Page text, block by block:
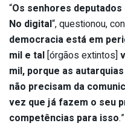
“Os senhores
No digital“, questionou,
democracia está em
mil e tal [órgãos extintos]
mil, porque as
não precisam da
vez que já fazem o seu
competências para isso.”